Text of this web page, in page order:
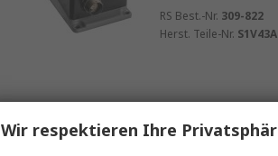
RS Best.-Nr. 309-822
Herst. Teile-Nr. S1V43A
Auf Lager
Wir respektieren Ihre